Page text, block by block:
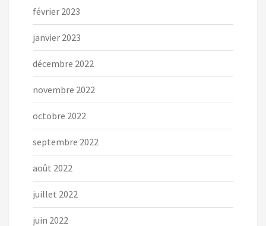
février 2023
janvier 2023
décembre 2022
novembre 2022
octobre 2022
septembre 2022
août 2022
juillet 2022
juin 2022